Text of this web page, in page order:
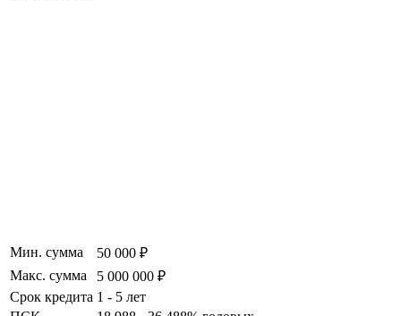
Мин. сумма
50 000 ₽
Макс. сумма
5 000 000 ₽
Срок кредита 1 - 5 лет